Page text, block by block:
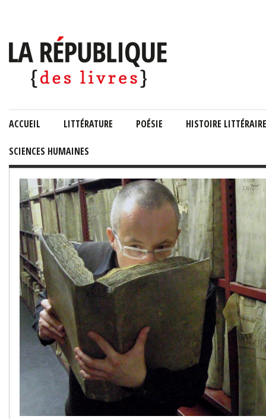
ACCUEIL LITTÉRATURE POÉSIE HISTOIRE LITTÉRAIRE
SCIENCES HUMAINES